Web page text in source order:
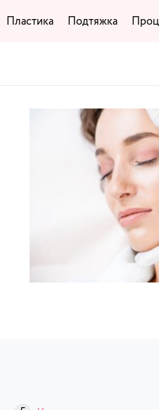
Пластика Подтяжка